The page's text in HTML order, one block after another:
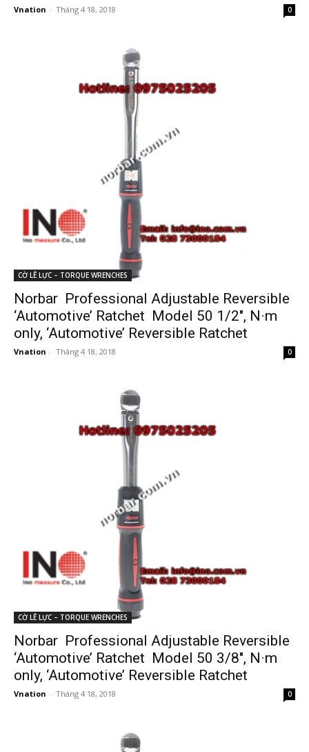
Vnation - Tháng 4 18, 2018 0
CỜ LÊ LỰC – TORQUE WRENCHES
Norbar Professional Adjustable Reversible
‘Automotive’ Ratchet Model 50 1/2″, N·m
only, ‘Automotive’ Reversible Ratchet
Vnation - Tháng 4 18, 2018 0
CỜ LÊ LỰC – TORQUE WRENCHES
Norbar Professional Adjustable Reversible
‘Automotive’ Ratchet Model 50 3/8″, N·m
only, ‘Automotive’ Reversible Ratchet
Vnation - Tháng 4 18, 2018 0